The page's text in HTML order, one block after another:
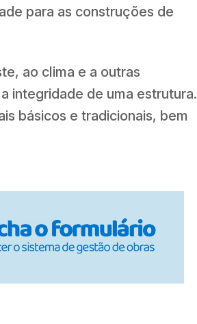
para as construções de
ao clima e a outras
integridade de uma estrutura.
básicos e tradicionais, bem